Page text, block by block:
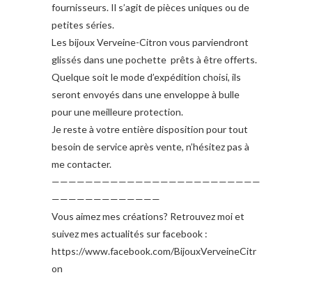
fournisseurs. Il s’agit de pièces uniques ou de
petites séries.
Les bijoux Verveine-Citron vous parviendront
glissés dans une pochette prêts à être offerts.
Quelque soit le mode d’expédition choisi, ils
seront envoyés dans une enveloppe à bulle
pour une meilleure protection.
Je reste à votre entière disposition pour tout
besoin de service après vente, n’hésitez pas à
me contacter.
—————————————————————————
—————————————
Vous aimez mes créations? Retrouvez moi et
suivez mes actualités sur facebook :
https://www.facebook.com/BijouxVerveineCitr
on